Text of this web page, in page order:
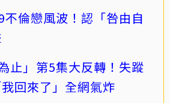
不倫戀風波！認「咎由自
止」第5集大反轉！失蹤
回來了」全網氣炸